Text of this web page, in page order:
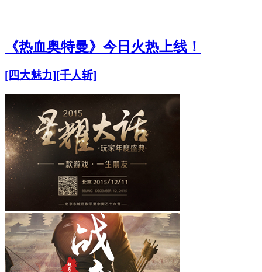
《热血奥特曼》今日火热上线！
[四大魅力][千人斩]